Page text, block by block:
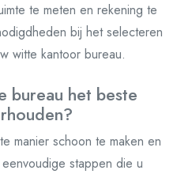
te meten en rekening te
bij het selecteren
witte kantoor bureau.
bureau het beste
manier schoon te maken en
stappen die u